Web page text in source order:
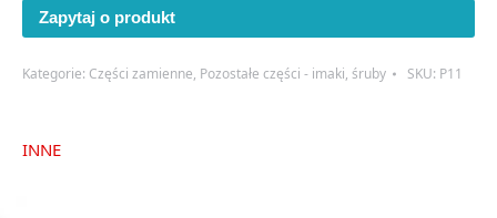
młyna
(P11)
Zapytaj o produkt
Kategorie: Części zamienne, Pozostałe części - imaki, śruby SKU: P11
INNE